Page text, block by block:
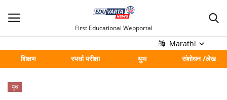
First Educational Webportal
Marathi
शिक्षण
स्पर्धा परीक्षा युथ संशोधन /लेख
मुख्य
Contact
युथ